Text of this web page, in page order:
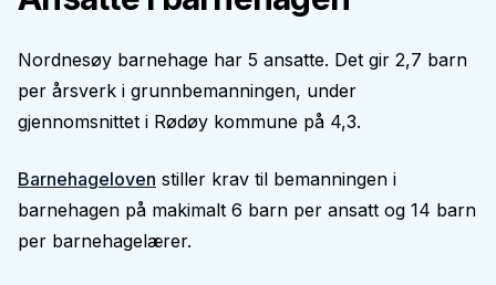
Nordnesøy barnehage har 5 ansatte. Det gir 2,7 barn
per årsverk i grunnbemanningen, under
gjennomsnittet i Rødøy kommune på 4,3.
Barnehageloven stiller krav til bemanningen i
barnehagen på makimalt 6 barn per ansatt og 14 barn
per barnehagelærer.